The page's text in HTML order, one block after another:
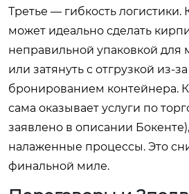
Третье — гибкость логистики.
может идеально сделать
неправильной упаковкой для
или затянуть с отгрузкой из-
бронированием контейнера.
сама оказывает услуги по
заявлено в описании
налаженные процессы. Это
финальной миле.